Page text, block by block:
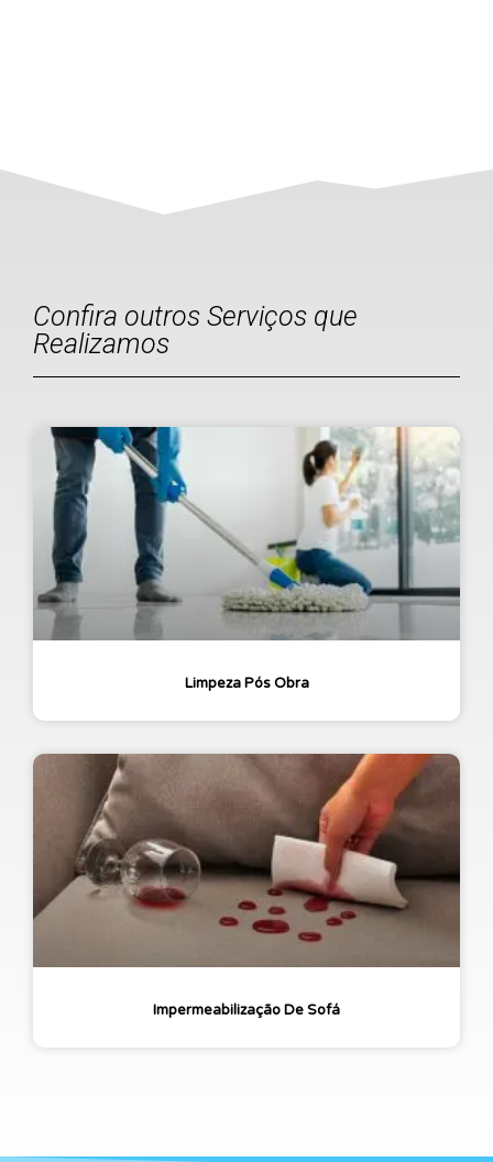
Confira outros Serviços que
Realizamos
Limpeza Pós Obra
Impermeabilização De Sofá